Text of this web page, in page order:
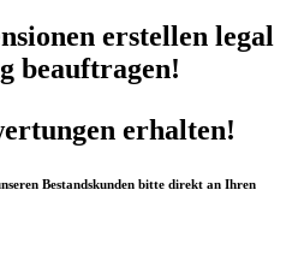
erstellen legal
beauftragen!
erhalten!
Bestandskunden bitte direkt an Ihren